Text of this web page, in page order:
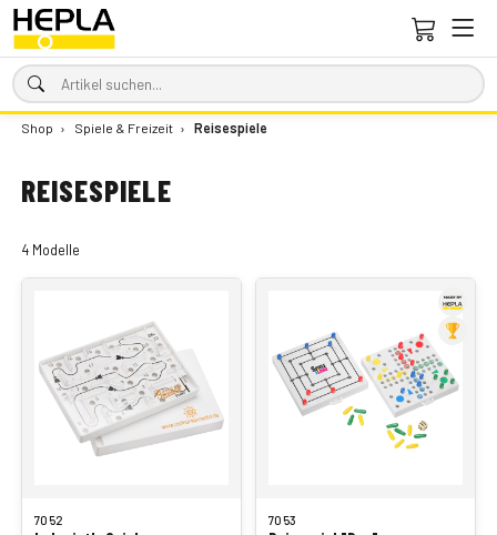
Shop › Spiele & Freizeit › Reisespiele
REISESPIELE
4 Modelle
7052 7053